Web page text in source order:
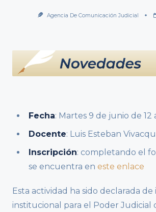
Agencia De Comunicación Judicial
Fecha: Martes 9 de junio de 12
Docente: Luis Esteban
Inscripción: completando el
se encuentra en este enlace
Esta actividad ha sido declarada
institucional para el Poder Judicial